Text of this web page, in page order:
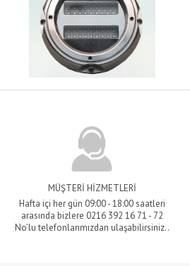
MÜŞTERİ HİZMETLERİ
Hafta içi her gün 09:00 - 18:00 saatleri
arasında bizlere 0216 392 16 71 - 72
No’lu telefonlarımızdan ulaşabilirsiniz..